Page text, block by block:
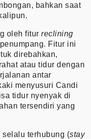
bahkan saat
oleh fitur reclining
Fitur ini
direbahkan,
atau tidur dengan
antar
menyusuri Candi
tidur nyenyak di
tersendiri yang
terhubung (stay